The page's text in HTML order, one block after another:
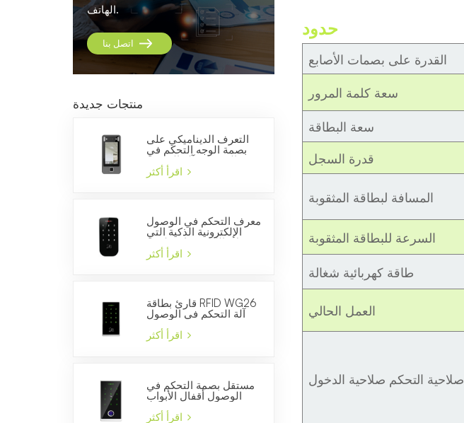
الهاتف.
اتصل بنا
منتجات جديدة
التعرف الديناميكي على
بصمة الوجه التحكم في
الوصول وآلة الحضور
والانصراف
معرف التحكم في الوصول
الإلكترونية الذكية التي
تعمل باللمس قارئ لوحة
المفاتيح للسيطرة على
الباب
قارئ بطاقة RFID WG26
آلة التحكم في الوصول
إلى الباب المستقلة
مستقل بصمة التحكم في
الوصول أقفال الأبواب
WG26 قارئ بطاقة الهوية
حدود
القدرة على بصمات الأصابع
سعة كلمة المرور
سعة البطاقة
قدرة السجل
المسافة لبطاقة المثقوبة
السرعة للبطاقة المثقوبة
طاقة كهربائية شغالة
العمل الحالي
صلاحية التحكم صلاحية الدخول